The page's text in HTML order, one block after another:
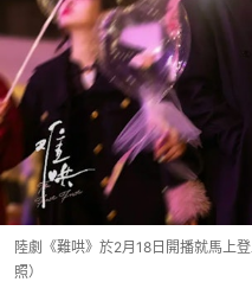
陸劇《難哄》於2月18日開播就馬上
照）